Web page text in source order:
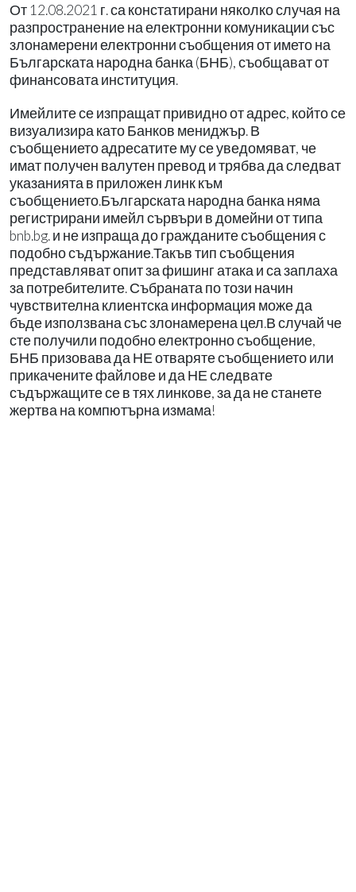
От 12.08.2021 г. са констатирани няколко случая на
разпространение на електронни комуникации със
злонамерени електронни съобщения от името на
Българската народна банка (БНБ), съобщават от
финансовата институция.
Имейлите се изпращат привидно от адрес, който се
визуализира като Банков мениджър. В
съобщението адресатите му се уведомяват, че
имат получен валутен превод и трябва да следват
указанията в приложен линк към
съобщението.Българската народна банка няма
регистрирани имейл сървъри в домейни от типа
bnb.bg. и не изпраща до гражданите съобщения с
подобно съдържание.Такъв тип съобщения
представляват опит за фишинг атака и са заплаха
за потребителите. Събраната по този начин
чувствителна клиентска информация може да
бъде използвана със злонамерена цел.В случай че
сте получили подобно електронно съобщение,
БНБ призовава да НЕ отваряте съобщението или
прикачените файлове и да НЕ следвате
съдържащите се в тях линкове, за да не станете
жертва на компютърна измама!